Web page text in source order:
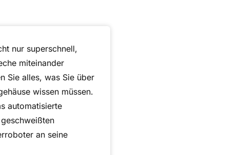
nur superschnell,
miteinander
Sie alles, was Sie über
wissen müssen.
automatisierte
an seine